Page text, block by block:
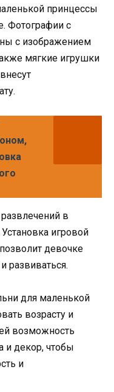
принцессы
Фотографии с
с изображением
мягкие игрушки
в
игровой
девочке
развиваться.
для маленькой
возрасту и
возможность
и декор, чтобы
и